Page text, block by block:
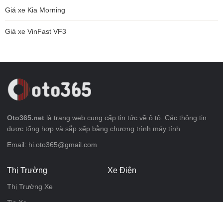
Giá xe Kia Morning
Giá xe VinFast VF3
Oto365.net là trang web cung cấp tin tức về ô tô. Các thông tin
được tổng hợp và sắp xếp bằng chương trình máy tính
Email: hi.oto365@gmail.com
Thị Trường
Thị Trường Xe
Xe Điện